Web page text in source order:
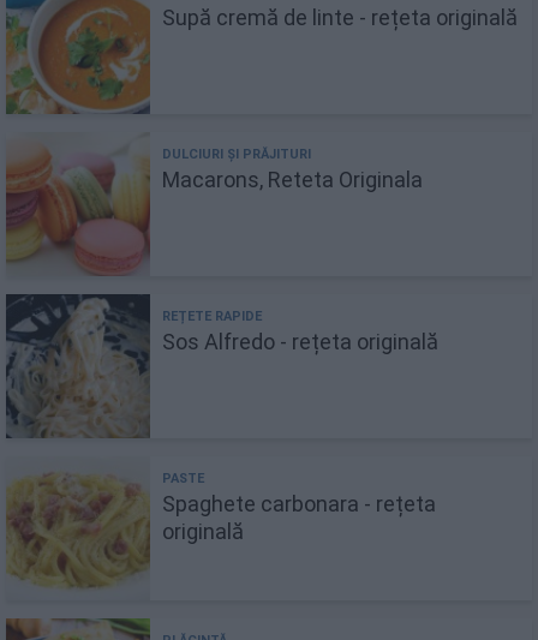
Supă cremă de linte - rețeta originală
Macarons, Reteta Originala
Sos Alfredo - rețeta originală
Spaghete carbonara - rețeta
originală